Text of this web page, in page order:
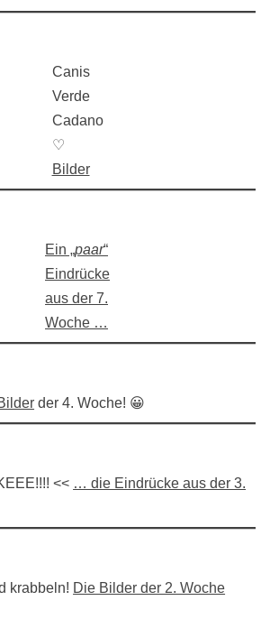
Canis
Verde
Cadano
♡
Bilder
Ein „paar“
Eindrücke
aus der 7.
Woche …
der 4. Woche! 😀
<< … die Eindrücke aus der 3.
krabbeln! Die Bilder der 2. Woche